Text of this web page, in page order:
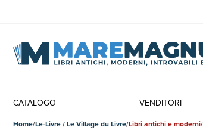
CATALOGO VENDITORI
Home Le-Livre / Le Village du Livre Libri antichi e moderni